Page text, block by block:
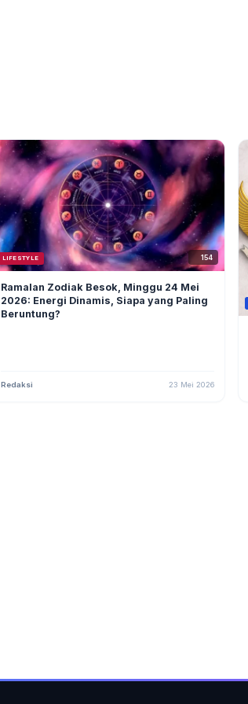
LIFESTYLE 154
Ramalan Zodiak Besok, Minggu 24 Mei
2026: Energi Dinamis, Siapa yang Paling
Beruntung?
Redaksi 23 Mei 2026